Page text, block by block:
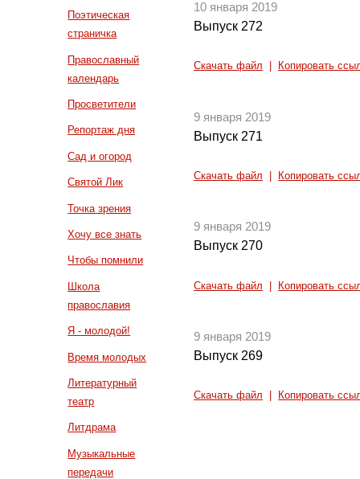
Поэтическая
страничка
Православный
календарь
Просветители
Репортаж дня
Сад и огород
Святой Лик
Точка зрения
Хочу все знать
Чтобы помнили
Школа
православия
Я - молодой!
Время молодых
Литературный
театр
Литдрама
Музыкальные
передачи
10 января 2019
Выпуск 272
Скачать файл Копировать
9 января 2019
Выпуск 271
Скачать файл Копировать
9 января 2019
Выпуск 270
Скачать файл Копировать
9 января 2019
Выпуск 269
Скачать файл Копировать